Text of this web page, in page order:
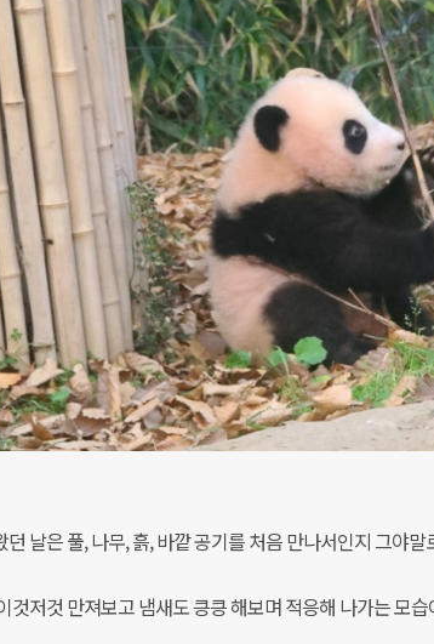
던 날은 풀, 나무, 흙, 바깥 공기를 처음 만나서인지 그야
것저것 만져보고 냄새도 킁킁 해보며 적응해 나가는 모